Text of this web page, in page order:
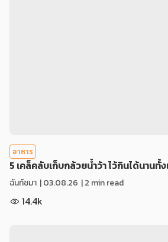
อาหาร
5 เคล็คลับเก็บกล้วยน้ำว้า ไว้กินได้นานทั้
ฉันท์ชมา |03.08.26 | 2 min read
14.4k